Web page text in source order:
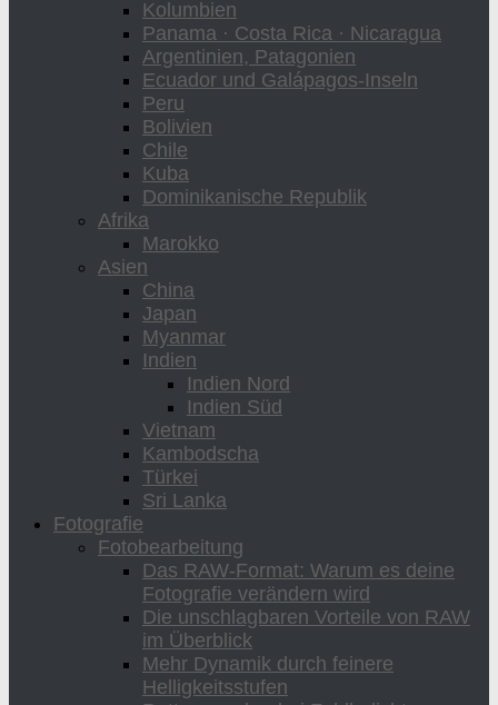
Kolumbien
Panama · Costa Rica · Nicaragua
Argentinien, Patagonien
Ecuador und Galápagos-Inseln
Peru
Bolivien
Chile
Kuba
Dominikanische Republik
Afrika
Marokko
Asien
China
Japan
Myanmar
Indien
Indien Nord
Indien Süd
Vietnam
Kambodscha
Türkei
Sri Lanka
Fotografie
Fotobearbeitung
Das RAW-Format: Warum es deine
Fotografie verändern wird
Die unschlagbaren Vorteile von RAW
im Überblick
Mehr Dynamik durch feinere
Helligkeitsstufen